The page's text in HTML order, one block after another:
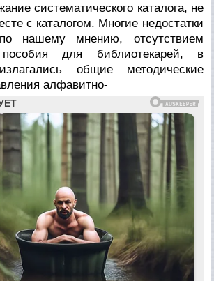
систематического каталога, не
с каталогом. Многие недостатки
нашему мнению, отсутствием
пособия для библиотекарей, в
общие методические
алфавитно-